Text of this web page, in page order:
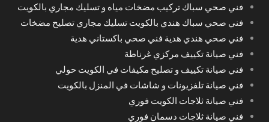
فني صحي سباك تركيب مضخات مياه و تسليك مجاري بالكويت
فني صحي سباك هندي بالكويت تسليك مجاري تصليح مضخات
فني صحي هندي هدية فني صحي باكستاني هدية
فني صيانة تكييف مركزي غرناطة
فني صيانة تكييف و تصليح مكيفات في الكويت حولي
فني صيانة تلفزيونات و شاشات في المنزل بالكويت
فني صيانة ثلاجات الكويت فوري
فني صيانة ثلاجات دسمان فوري